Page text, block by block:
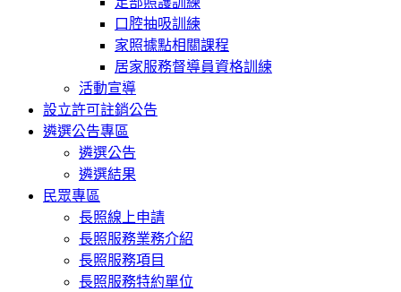
口腔抽吸訓練
家照據點相關課程
居家服務督導員資格訓練
活動宣導
設立許可註銷公告
遴選公告專區
遴選公告
遴選結果
民眾專區
長照線上申請
長照服務業務介紹
長照服務項目
長照服務特約單位